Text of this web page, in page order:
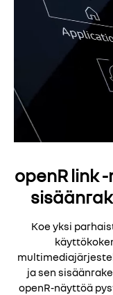
openR link
Koe yksi
ja sen
openR-näyttöä